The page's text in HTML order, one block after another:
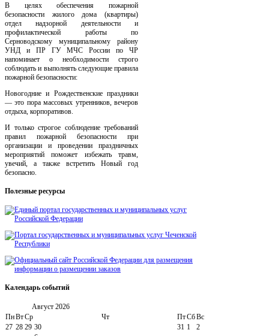
В целях обеспечения пожарной
безопасности жилого дома (квартиры)
отдел надзорной деятельности и
профилактической работы по
Серноводскому муниципальному району
УНД и ПР ГУ МЧС России по ЧР
напоминает о необходимости строго
соблюдать и выполнять следующие правила
пожарной безопасности:
Новогодние и Рождественские праздники
— это пора массовых утренников, вечеров
отдыха, корпоративов.
И только строгое соблюдение требований
правил пожарной безопасности при
организации и проведении праздничных
мероприятий поможет избежать травм,
увечий, а также встретить Новый год
безопасно.
Полезные ресурсы
Календарь событий
Август 2026
ПнВтСр Чт ПтСбВс
27 28 29 30 31 1
2